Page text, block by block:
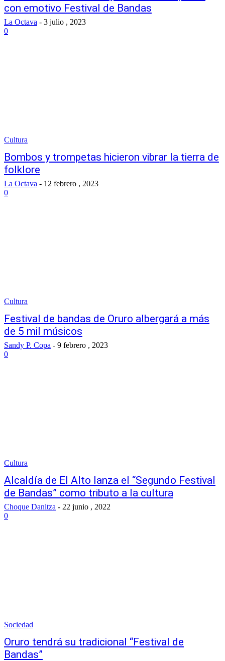
con emotivo Festival de Bandas
La Octava - 3 julio , 2023
0
Cultura
Bombos y trompetas hicieron vibrar la tierra de
folklore
La Octava - 12 febrero , 2023
0
Cultura
Festival de bandas de Oruro albergará a más
de 5 mil músicos
Sandy P. Copa - 9 febrero , 2023
0
Cultura
Alcaldía de El Alto lanza el “Segundo Festival
de Bandas” como tributo a la cultura
Choque Danitza - 22 junio , 2022
0
Sociedad
Oruro tendrá su tradicional “Festival de
Bandas”